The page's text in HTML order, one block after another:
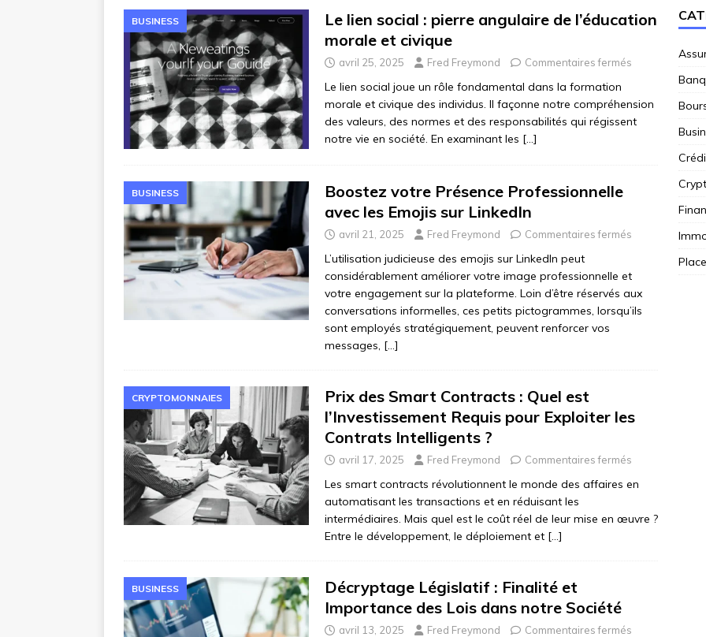
BUSINESS
Le lien social : pierre angulaire de l’éducation
morale et civique
avril 25, 2025 Fred Freymond Commentaires fermés
Le lien social joue un rôle fondamental dans la formation
morale et civique des individus. Il façonne notre compréhension
des valeurs, des normes et des responsabilités qui régissent
notre vie en société. En examinant les […]
BUSINESS
Boostez votre Présence Professionnelle
avec les Emojis sur LinkedIn
avril 21, 2025 Fred Freymond Commentaires fermés
L’utilisation judicieuse des emojis sur LinkedIn peut
considérablement améliorer votre image professionnelle et
votre engagement sur la plateforme. Loin d’être réservés aux
conversations informelles, ces petits pictogrammes, lorsqu’ils
sont employés stratégiquement, peuvent renforcer vos
messages, […]
CRYPTOMONNAIES
Prix des Smart Contracts : Quel est
l’Investissement Requis pour Exploiter les
Contrats Intelligents ?
avril 17, 2025 Fred Freymond Commentaires fermés
Les smart contracts révolutionnent le monde des affaires en
automatisant les transactions et en réduisant les
intermédiaires. Mais quel est le coût réel de leur mise en œuvre ?
Entre le développement, le déploiement et […]
BUSINESS
Décryptage Législatif : Finalité et
Importance des Lois dans notre Société
avril 13, 2025 Fred Freymond Commentaires fermés